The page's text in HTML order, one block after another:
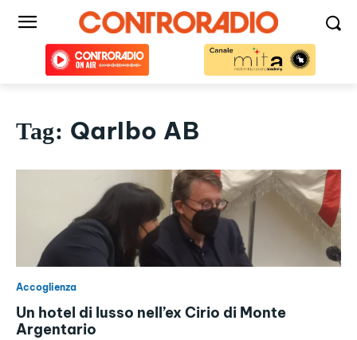
Tag: QarIbo AB
Accoglienza
Un hotel di lusso nell’ex Cirio di Monte
Argentario